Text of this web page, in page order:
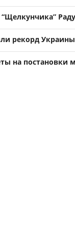
рекорд
на постановки